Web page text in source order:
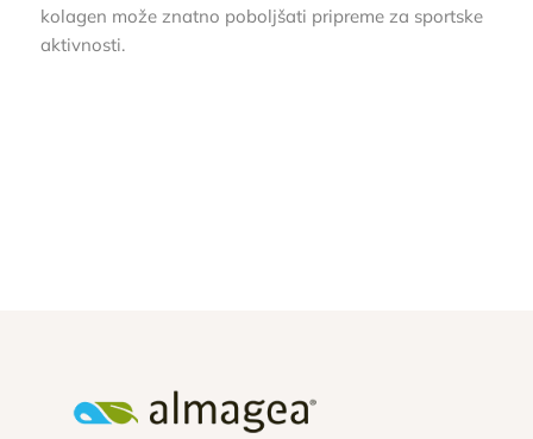
kolagen može znatno poboljšati pripreme za sportske
aktivnosti.